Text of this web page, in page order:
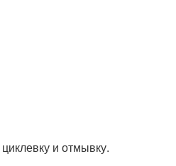
и отмывку.